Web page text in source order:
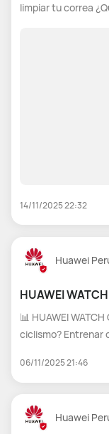
limpiar tu correa ¿Quieres cambiar la correa de tu HUAWEI
14/11/2025 22:32
Huawei
HUAWEI
datos de
📊 HUAWEI
ciclismo? Entrenar
pedalazo cuenta
con claridad.
06/11/2025 21:46
Huawei